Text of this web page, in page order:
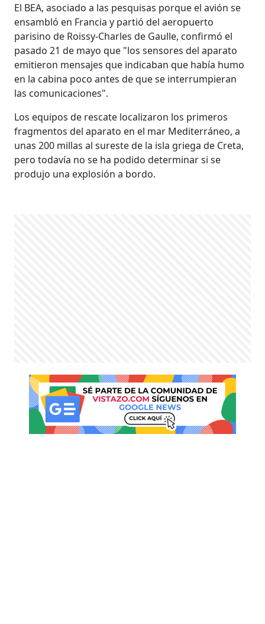
El BEA, asociado a las pesquisas porque el avión se
ensambló en Francia y partió del aeropuerto
parisino de Roissy-Charles de Gaulle, confirmó el
pasado 21 de mayo que "los sensores del aparato
emitieron mensajes que indicaban que había humo
en la cabina poco antes de que se interrumpieran
las comunicaciones".
Los equipos de rescate localizaron los primeros
fragmentos del aparato en el mar Mediterráneo, a
unas 200 millas al sureste de la isla griega de Creta,
pero todavía no se ha podido determinar si se
produjo una explosión a bordo.